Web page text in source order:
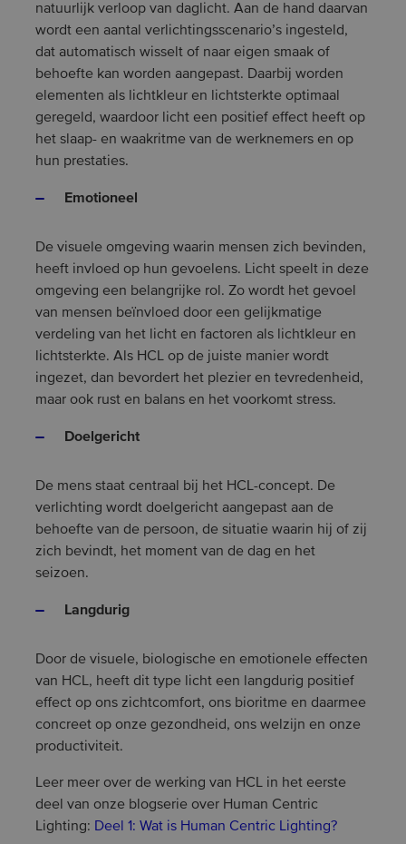
natuurlijk verloop van daglicht. Aan de hand daarvan
wordt een aantal verlichtingsscenario’s ingesteld,
dat automatisch wisselt of naar eigen smaak of
behoefte kan worden aangepast. Daarbij worden
elementen als lichtkleur en lichtsterkte optimaal
geregeld, waardoor licht een positief effect heeft op
het slaap- en waakritme van de werknemers en op
hun prestaties.
Emotioneel
De visuele omgeving waarin mensen zich bevinden,
heeft invloed op hun gevoelens. Licht speelt in deze
omgeving een belangrijke rol. Zo wordt het gevoel
van mensen beïnvloed door een gelijkmatige
verdeling van het licht en factoren als lichtkleur en
lichtsterkte. Als HCL op de juiste manier wordt
ingezet, dan bevordert het plezier en tevredenheid,
maar ook rust en balans en het voorkomt stress.
Doelgericht
De mens staat centraal bij het HCL-concept. De
verlichting wordt doelgericht aangepast aan de
behoefte van de persoon, de situatie waarin hij of zij
zich bevindt, het moment van de dag en het
seizoen.
Langdurig
Door de visuele, biologische en emotionele effecten
van HCL, heeft dit type licht een langdurig positief
effect op ons zichtcomfort, ons bioritme en daarmee
concreet op onze gezondheid, ons welzijn en onze
productiviteit.
Leer meer over de werking van HCL in het eerste
deel van onze blogserie over Human Centric
Lighting: Deel 1: Wat is Human Centric Lighting?